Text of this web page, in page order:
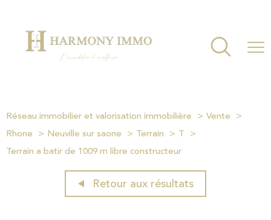
Réseau immobilier et valorisation immobilière
Vente
Rhone
Neuville sur saone Terrain
T
Terrain a batir de 1009 m libre constructeur
Retour aux résultats